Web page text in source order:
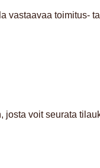
vastaavaa toimitus-
josta voit seurata